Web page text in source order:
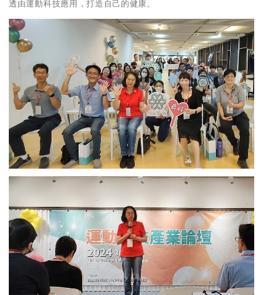
透由運動科技應用，打造自己的健康。